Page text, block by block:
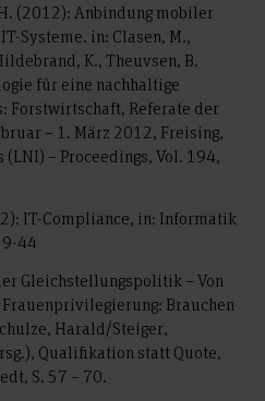
(2012): Anbindung mobiler
Systeme. in: Clasen, M.,
K., Theuvsen, B.
für eine nachhaltige
Forstwirtschaft, Referate der
– 1. März 2012, Freising,
– Proceedings, Vol. 194,
IT-Compliance, in: Informatik
44
Gleichstellungspolitik – Von
Brauchen
Harald/Steiger,
Qualifikation statt Quote,
S. 57 – 70.